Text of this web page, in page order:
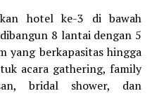
hotel ke-3 di bawah
8 lantai dengan 5
yang berkapasitas hingga
acara gathering, family
bridal shower, dan